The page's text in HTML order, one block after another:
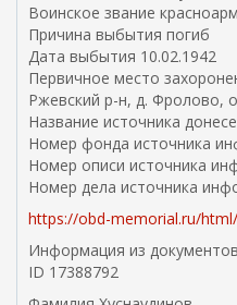
Воинское звание
Причина выбытия погиб
Дата выбытия 10.02.1942
Первичное место
Ржевский р-н, д. Фролово,
Название источника
Номер фонда источника
Номер описи источника
Номер дела источника
https://obd-memorial.ru/
Информация из
ID 17388792